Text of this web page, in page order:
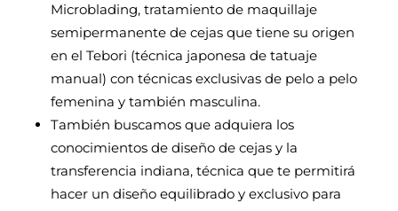
Microblading,tratamiento de maquillaje
semipermanente de cejas que tiene suorigen
en el Tebori (técnica japonesa de tatuaje
manual) con técnicas exclusivas de pelo a pelo
femenina y también masculina.
También buscamos que adquiera los
conocimientos de diseño de cejas y la
transferencia indiana, técnica que te permitirá
hacer un diseño equilibrado y exclusivo para